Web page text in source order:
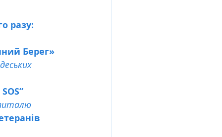
разу:
Берег»